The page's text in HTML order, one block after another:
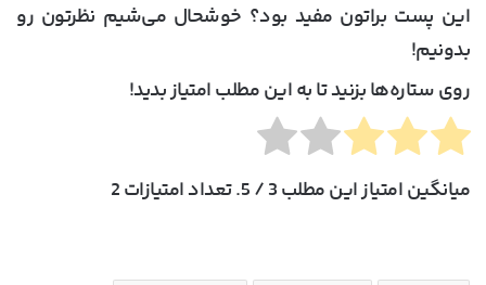
این پست براتون مفید بود؟ خوشحال می‌شیم نظرتون رو
بدونیم!
روی ستاره‌ها بزنید تا به این مطلب امتیاز بدید!
میانگین امتیاز این مطلب3/ 5. تعداد امتیازات 2